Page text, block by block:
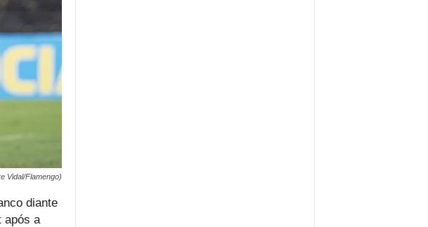
Vidal/Flamengo)
diante
após a